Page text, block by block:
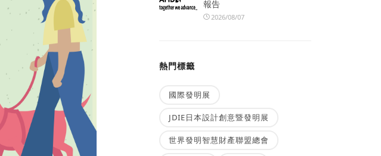
報告
2026/08/07
熱門標籤
國際發明展
JDIE日本設計創意暨發明展
世界發明智慧財產聯盟總會